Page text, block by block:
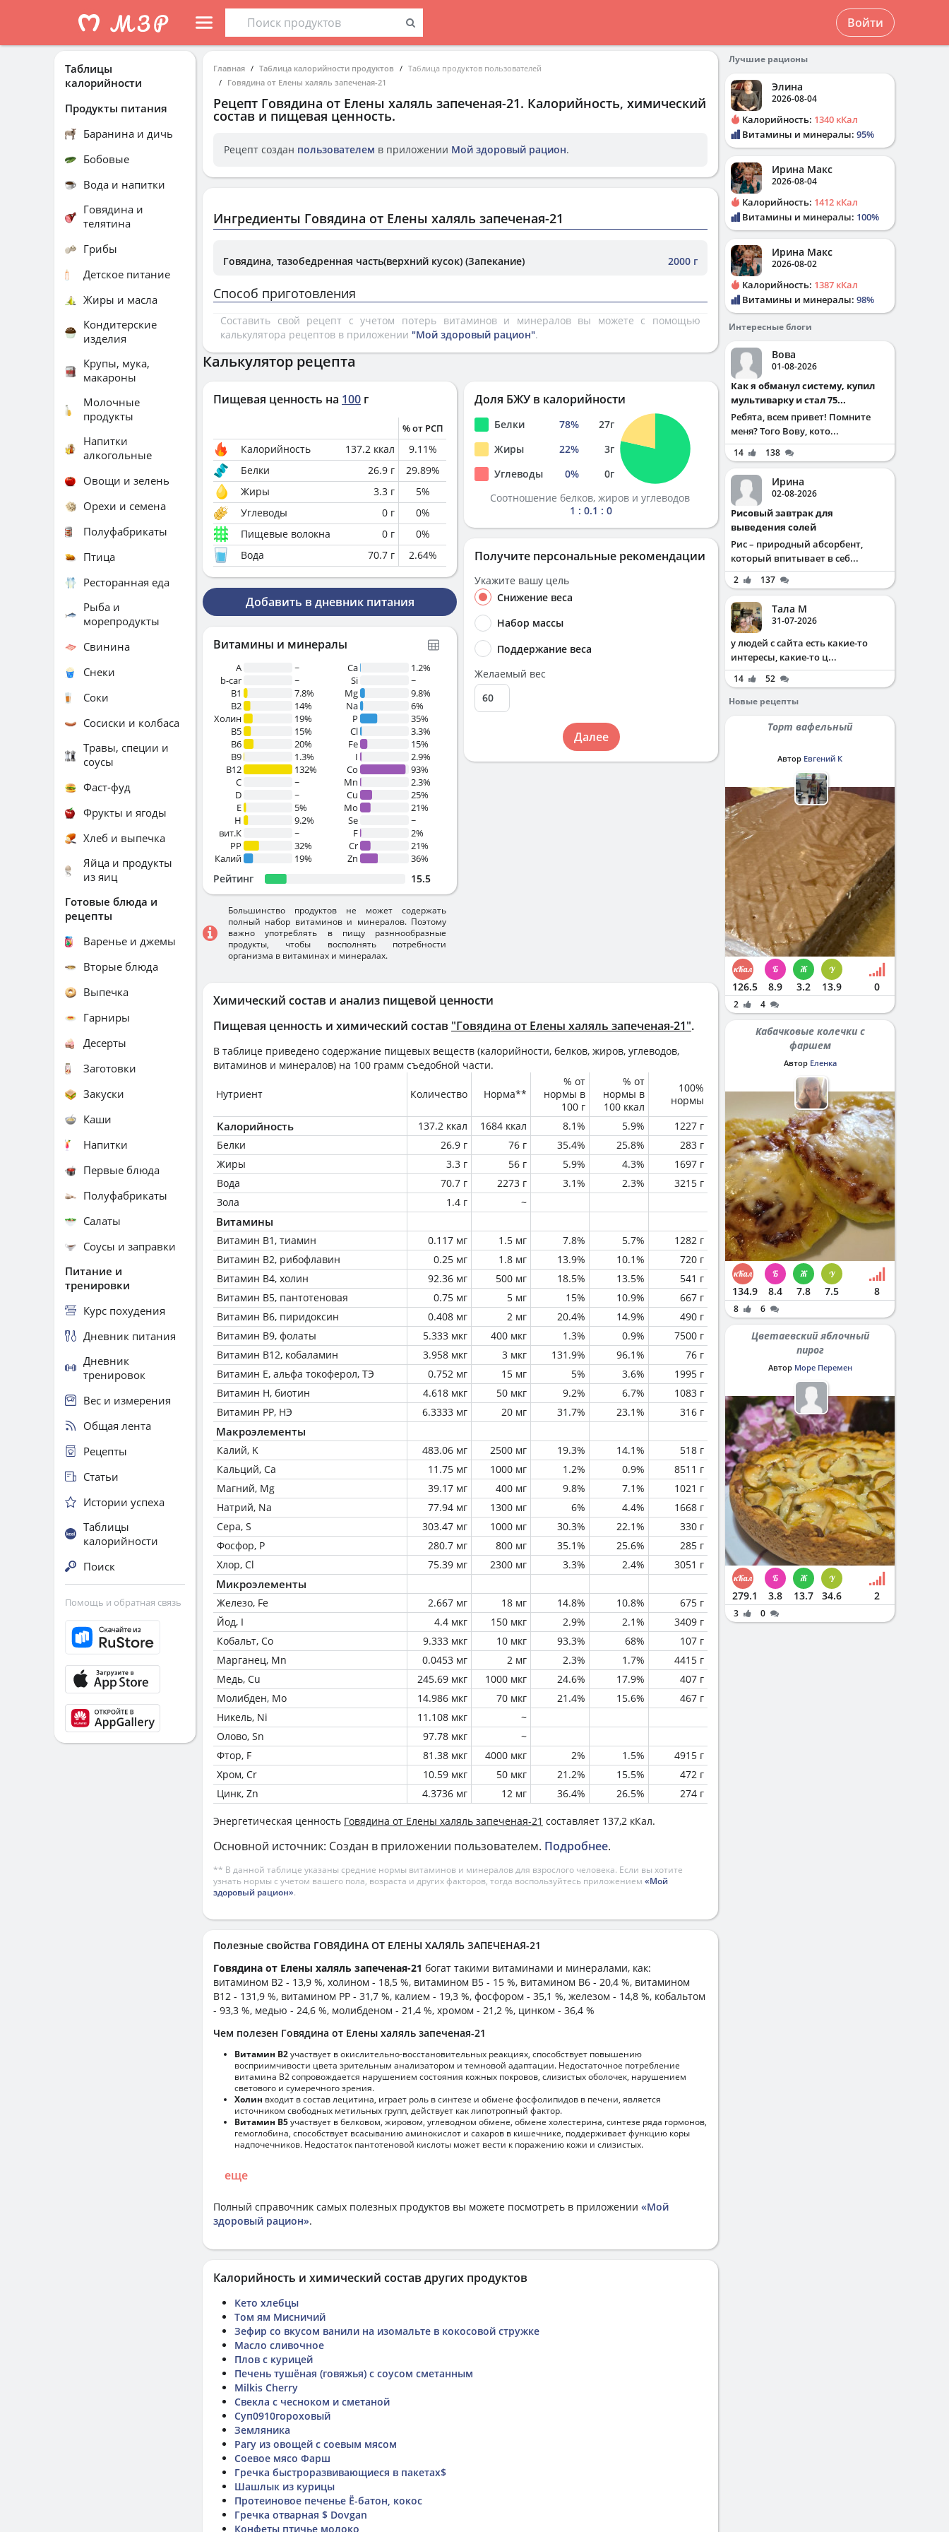
Войти
Главная Таблица калорийности продуктов
Таблица продуктов пользователей
Говядина от Елены халяль запеченая-21
Рецепт Говядина от Елены халяль запеченая-21. Калорийность, химический
состав и пищевая ценность.
Рецепт создан пользователем в приложении Мой здоровый рацион.
Ингредиенты Говядина от Елены халяль запеченая-21
Говядина, тазобедренная часть(верхний кусок) (Запекание) 2000 г
Способ приготовления
Составить свой рецепт с учетом потерь витаминов и минералов вы можете с помощью
калькулятора рецептов в приложении "Мой здоровый рацион".
Химический состав и анализ пищевой ценности
Пищевая ценность и химический состав "Говядина от Елены халяль запеченая-21".
В таблице приведено содержание пищевых веществ (калорийности, белков, жиров, углеводов,
витаминов и минералов) на 100 грамм съедобной части.
Нутриент Количество Норма**
% от
нормы в
100 г
% от
нормы в
100 ккал
100%
нормы
Калорийность 137.2 ккал 1684 ккал 8.1% 5.9%
1227 г
Белки
26.9 г 76 г 35.4% 25.8%
283 г
Жиры
3.3 г 56 г 5.9% 4.3%
1697 г
Вода
70.7 г 2273 г 3.1% 2.3%
3215 г
Зола
1.4 г ~
Витамины
Витамин В1, тиамин 0.117 мг 1.5 мг 7.8% 5.7%
1282 г
Витамин В2, рибофлавин
0.25 мг 1.8 мг 13.9% 10.1%
720 г
Витамин В4, холин
92.36 мг 500 мг 18.5% 13.5%
541 г
Витамин В5, пантотеновая
0.75 мг 5 мг 15% 10.9%
667 г
Витамин В6, пиридоксин
0.408 мг 2 мг 20.4% 14.9%
490 г
Витамин В9, фолаты
5.333 мкг 400 мкг 1.3% 0.9%
7500 г
Витамин В12, кобаламин
3.958 мкг 3 мкг 131.9% 96.1%
76 г
Витамин Е, альфа токоферол, ТЭ
0.752 мг 15 мг 5% 3.6%
1995 г
Витамин Н, биотин
4.618 мкг 50 мкг 9.2% 6.7%
1083 г
Витамин РР, НЭ
6.3333 мг 20 мг 31.7% 23.1% 316 г
Макроэлементы
Калий, K 483.06 мг 2500 мг 19.3% 14.1%
518 г
Кальций, Ca
11.75 мг 1000 мг 1.2% 0.9%
8511 г
Магний, Mg
39.17 мг 400 мг 9.8% 7.1%
1021 г
Натрий, Na
77.94 мг 1300 мг 6% 4.4%
1668 г
Сера, S
303.47 мг 1000 мг 30.3% 22.1%
330 г
Фосфор, P
280.7 мг 800 мг 35.1% 25.6%
285 г
Хлор, Cl
75.39 мг 2300 мг 3.3% 2.4% 3051 г
Микроэлементы
Железо, Fe 2.667 мг 18 мг 14.8% 10.8%
675 г
Йод, I
4.4 мкг 150 мкг 2.9% 2.1%
3409 г
Кобальт, Co
9.333 мкг 10 мкг 93.3% 68%
107 г
Марганец, Mn
0.0453 мг 2 мг 2.3% 1.7%
4415 г
Медь, Cu
245.69 мкг 1000 мкг 24.6% 17.9%
407 г
Молибден, Mo
14.986 мкг 70 мкг 21.4% 15.6%
467 г
Никель, Ni
11.108 мкг
~
Олово, Sn
97.78 мкг
~
Фтор, F
81.38 мкг 4000 мкг 2% 1.5%
4915 г
Хром, Cr
10.59 мкг 50 мкг 21.2% 15.5%
472 г
Цинк, Zn
4.3736 мг 12 мг 36.4% 26.5% 274 г
Энергетическая ценность Говядина от Елены халяль запеченая-21 составляет 137,2 кКал.
Основной источник: Создан в приложении пользователем. Подробнее.
** В данной таблице указаны средние нормы витаминов и минералов для взрослого человека. Если вы хотите
узнать нормы с учетом вашего пола, возраста и других факторов, тогда воспользуйтесь приложением «Мой
здоровый рацион».
Калькулятор рецепта
Пищевая ценность на 100 г
% от РСП
Калорийность 137.2 ккал 9.11%
Белки
26.9 г 29.89%
Жиры
3.3 г 5%
Углеводы
0 г 0%
Пищевые волокна
0 г 0%
Вода
70.7 г 2.64%
Добавить в дневник питания
Витамины и минералы
A
~
b-car
~
В1
7.8%
B2
14%
Холин
19%
B5
15%
B6
20%
B9
1.3%
B12
132%
C
~
D
~
E
5%
H
9.2%
вит.К
~
PP
32%
Калий
19%
Ca
1.2%
Si
~
Mg
9.8%
Na
6%
P
35%
Cl
3.3%
Fe
15%
I
2.9%
Co
93%
Mn
2.3%
Cu
25%
Mo
21%
Se
~
F
2%
Cr
21%
Zn
36%
Рейтинг 15.5
Большинство продуктов не может содержать
полный набор витаминов и минералов. Поэтому
важно употреблять в пищу разннообразные
продукты, чтобы восполнять потребности
организма в витаминах и минералах.
Доля БЖУ в калорийности
Белки 78% 27г
Жиры
22% 3г
Углеводы
0% 0г
Соотношение белков, жиров и углеводов
1 : 0.1 : 0
Получите персональные рекомендации
Укажите вашу цель
Снижение веса
Набор массы
Поддержание веса
Желаемый вес
Далее
Полезные свойства ГОВЯДИНА ОТ ЕЛЕНЫ ХАЛЯЛЬ ЗАПЕЧЕНАЯ-21
Говядина от Елены халяль запеченая-21 богат такими витаминами и минералами, как:
витамином B2 - 13,9 %, холином - 18,5 %, витамином B5 - 15 %, витамином B6 - 20,4 %, витамином
B12 - 131,9 %, витамином PP - 31,7 %, калием - 19,3 %, фосфором - 35,1 %, железом - 14,8 %, кобальтом
- 93,3 %, медью - 24,6 %, молибденом - 21,4 %, хромом - 21,2 %, цинком - 36,4 %
Чем полезен Говядина от Елены халяль запеченая-21
Витамин В2участвует в окислительно-восстановительных реакциях, способствует повышению
восприимчивости цвета зрительным анализатором и темновой адаптации. Недостаточное потребление
витамина В2 сопровождается нарушением состояния кожных покровов, слизистых оболочек, нарушением
светового и сумеречного зрения.
Холин входит в состав лецитина, играет роль в синтезе и обмене фосфолипидов в печени, является
источником свободных метильных групп, действует как липотропный фактор.
Витамин В5участвует в белковом, жировом, углеводном обмене, обмене холестерина, синтезе ряда гормонов,
гемоглобина, способствует всасыванию аминокислот и сахаров в кишечнике, поддерживает функцию коры
надпочечников. Недостаток пантотеновой кислоты может вести к поражению кожи и слизистых.
еще
Полный справочник самых полезных продуктов вы можете посмотреть в приложении «Мой
здоровый рацион».
Калорийность и химический состав других продуктов
Кето хлебцы
Том ям Мисничий
Зефир со вкусом ванили на изомальте в кокосовой стружке
Масло сливочное
Плов с курицей
Печень тушёная (говяжья) с соусом сметанным
Milkis Cherry
Свекла с чесноком и сметаной
Суп0910гороховый
Земляника
Рагу из овощей с соевым мясом
Соевое мясо Фарш
Гречка быстроразвивающиеся в пакетах$
Шашлык из курицы
Протеиновое печенье Ё-батон, кокос
Гречка отварная $ Dovgan
Конфеты птичье молоко
Таблицы
калорийности
Продукты питания
Баранина и дичь
Бобовые
Вода и напитки
Говядина и
телятина
Грибы
Детское питание
Жиры и масла
Кондитерские
изделия
Крупы, мука,
макароны
Молочные
продукты
Напитки
алкогольные
Овощи и зелень
Орехи и семена
Полуфабрикаты
Птица
Ресторанная еда
Рыба и
морепродукты
Свинина
Снеки
Соки
Сосиски и колбаса
Травы, специи и
соусы
Фаст-фуд
Фрукты и ягоды
Хлеб и выпечка
Яйца и продукты
из яиц
Готовые блюда и
рецепты
Варенье и джемы
Вторые блюда
Выпечка
Гарниры
Десерты
Заготовки
Закуски
Каши
Напитки
Первые блюда
Полуфабрикаты
Салаты
Соусы и заправки
Питание и
тренировки
Курс похудения
Дневник питания
Дневник
тренировок
Вес и измерения
Общая лента
Рецепты
Статьи
Истории успеха
Таблицы
калорийности
Поиск
Помощь и обратная связь
Лучшие рационы
Элина
2026-08-04
Калорийность: 1340 кКал
Витамины и минералы: 95%
Ирина Макс
2026-08-04
Калорийность: 1412 кКал
Витамины и минералы: 100%
Ирина Макс
2026-08-02
Калорийность: 1387 кКал
Витамины и минералы: 98%
Интересные блоги
Вова
01-08-2026
Как я обманул систему, купил
мультиварку и стал 75...
Ребята, всем привет! Помните
меня? Того Вову, кото...
14 138
Ирина
02-08-2026
Рисовый завтрак для
выведения солей
Рис – природный абсорбент,
который впитывает в себ...
2 137
Тала М
31-07-2026
у людей с сайта есть какие-то
интересы, какие-то ц...
14
52
Новые рецепты
Торт вафельный
Автор Евгений К
126.5 8.9 3.2 13.9 0
2 4
Кабачковые колечки с
фаршем
Автор Еленка
134.9 8.4 7.8 7.5 8
8 6
Цветаевский яблочный
пирог
Автор Море Перемен
279.1 3.8 13.7 34.6 2
3 0